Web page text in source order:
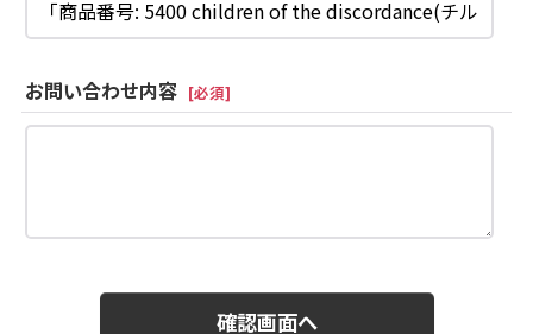
お問い合わせ内容 [必須]
確認画面へ